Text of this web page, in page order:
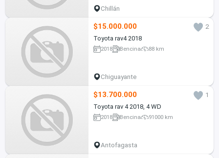
Chillán
$15.000.000
2
Toyota rav4 2018
2018 Bencina 88 km
Chiguayante
$13.700.000
1
Toyota rav 4 2018, 4 WD
2018 Bencina 91000 km
Antofagasta